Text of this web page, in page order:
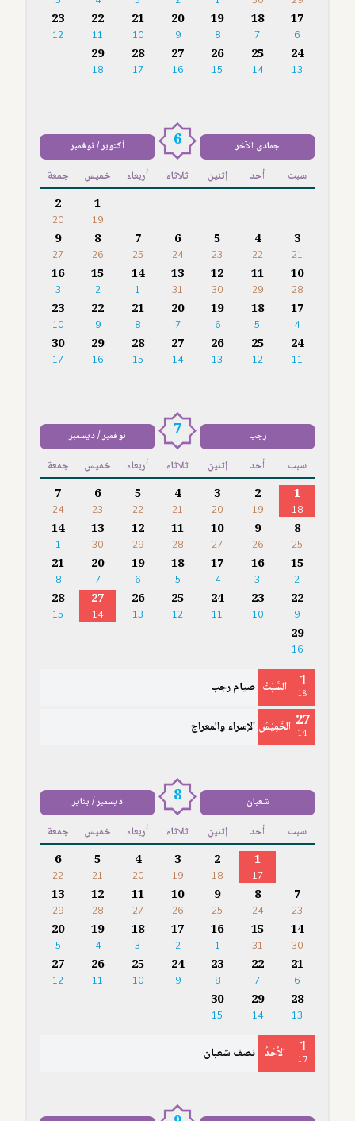
17
6
18
7
19
8
20
9
21
10
22
11
23
12
24
13
25
14
26
15
27
16
28
17
29
18
جمادى الآخر 6 أكتوبر / نوفمبر
سبت أحد إثنين ثلاثاء أربعاء خميس جمعة
1
19
2
20
3
21
4
22
5
23
6
24
7
25
8
26
9
27
10
28
11
29
12
30
13
31
14
1
15
2
16
3
17
4
18
5
19
6
20
7
21
8
22
9
23
10
24
11
25
12
26
13
27
14
28
15
29
16
30
17
رجب 7 نوفمبر / ديسمبر
سبت أحد إثنين ثلاثاء أربعاء خميس جمعة
1
18
2
19
3
20
4
21
5
22
6
23
7
24
8
25
9
26
10
27
11
28
12
29
13
30
14
1
15
2
16
3
17
4
18
5
19
6
20
7
21
8
22
9
23
10
24
11
25
12
26
13
27
14
28
15
29
16
1
18 السَّبْتُ صيام رجب
27
14 الخَمِيْسُ الإسراء والمعراج
شعبان 8 ديسمبر / يناير
سبت أحد إثنين ثلاثاء أربعاء خميس جمعة
1
17
2
18
3
19
4
20
5
21
6
22
7
23
8
24
9
25
10
26
11
27
12
28
13
29
14
30
15
31
16
1
17
2
18
3
19
4
20
5
21
6
22
7
23
8
24
9
25
10
26
11
27
12
28
13
29
14
30
15
1
17 الأَحَدُ نصف شعبان